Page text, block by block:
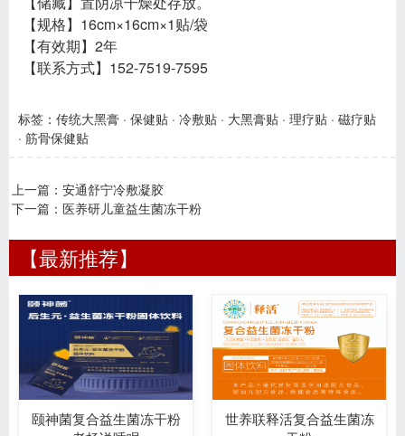
【规格】16cm×16cm×1贴/袋
【有效期】2年
【联系方式】152-7519-7595
标签： 传统大黑膏 · 保健贴 · 冷敷贴 · 大黑膏贴 · 理疗贴 · 磁疗贴
· 筋骨保健贴
上一篇： 安通舒宁冷敷凝胶
下一篇： 医养研儿童益生菌冻干粉
【最新推荐】
颐神菌复合益生菌冻干粉
世养联释活复合益生菌冻